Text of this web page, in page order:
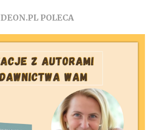
DEON.PL POLECA